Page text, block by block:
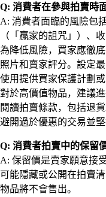
Q: 消費者在參與拍賣時
A: 消費者面臨的風險包
（「贏家的詛咒」）、
為降低風險，買家應徹
照片和賣家評分。設定
使用提供買家保護計劃
對於高價值物品，建議
閱讀拍賣條款，包括退
避開過於優惠的交易並
Q: 消費者拍賣中的保留
A: 保留價是賣家願意接
可能隱藏或公開在拍賣
物品將不會售出。